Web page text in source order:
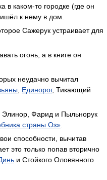
каком-то городке (где он
к нему в дом.
Сажерук устраивает для
огонь, а в книге он
неудачно вычитал
Единорог, Тикающий
Фарид и Пыльнорук
страны Оз»
способности, вычитав
это только попав вторично
и Стойкого Оловянного